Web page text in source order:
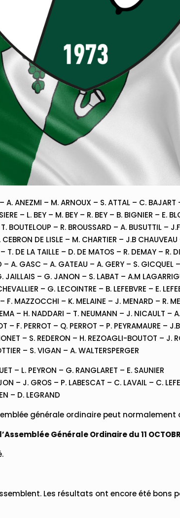
A. ANEZMI – M. ARNOUX – S. ATTAL – C.
– L. BEY – M. BEY – R. BEY – B. BIGNIER – E.
BOUTELOUP – R. BROUSSARD – A. BUSUTTIL –
DE LISLE – M. CHARTIER – J.B
T. DE LA TAILLE – D. DE MATOS – R. DEMAY – R.
– A. GASC – A. GATEAU – A. GERY – S.
– G. JANON – S. LABAT – A.M
– G. LECOINTRE – B. LEFEBVRE – E.
F. MAZZOCCHI – K. MELAINE – J. MENARD – R.
– H. NADDARI – T. NEUMANN – J. NICAULT –
– F. PERROT – Q. PERROT – P. PEYRAMAURE –
– S. REDERON – H. REZOAGLI-BOUTOT – J.
– S. VIGAN – A. WALTERSPERGER
– L. PEYRON – G. RANGLARET – E. SAUNIER
– J. GROS – P. LABESCAT – C. LAVAIL – C.
– D. LEGRAND
générale ordinaire peut normalement
Générale Ordinaire du 11
Les résultats ont encore été bons